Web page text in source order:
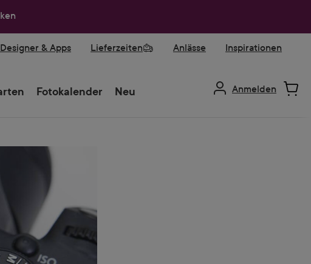
& Apps Lieferzeiten Anlässe Inspirationen
Fotokalender Neu Anmelden